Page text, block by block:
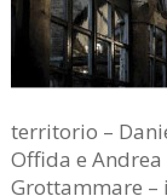
territorio –
Offida e
Grottammare